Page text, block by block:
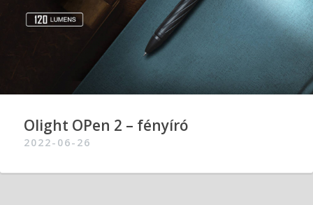
Olight OPen 2 – fényíró
2022-06-26